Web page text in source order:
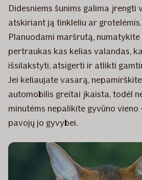
Didesniems šunims galima įrengti
atskiriant ją tinkleliu ar grotelėmis.
Planuodami maršrutą,
pertraukas kas kelias valandas,
išsilakstyti, atsigerti ir atlikti
Jei keliaujate vasarą,
automobilis greitai įkaista, todėl
minutėms nepalikite gyvūno vieno
pavojų jo gyvybei.